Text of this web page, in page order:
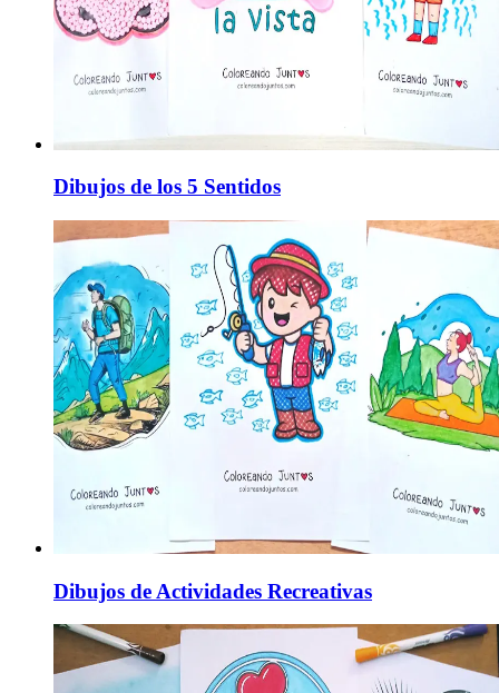
Dibujos de los 5 Sentidos
Dibujos de Actividades Recreativas